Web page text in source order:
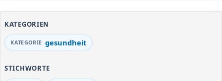
KATEGORIEN
gesundheit
STICHWORTE